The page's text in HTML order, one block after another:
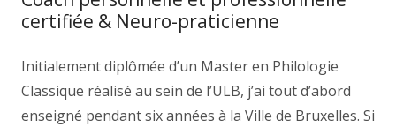
certifiée & Neuro-praticienne
Initialement diplômée d’un Master en Philologie
Classique réalisé au sein de l’ULB, j’ai tout d’abord
enseigné pendant six années à la Ville de Bruxelles. Si